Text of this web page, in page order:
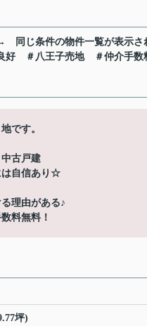
同じ条件の物件一覧が表示
好 ＃八王子売地 ＃仲介手数
です。
古戸建
は自信あり☆
理由がある♪
料無料！
坪)